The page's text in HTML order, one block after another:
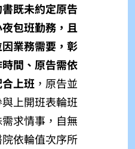
既未約定原告
包班勤務，且
業務需要，彰
間、原告需依
上班，原告並
上開班表輪班
求情事，自無
依輪值次序所